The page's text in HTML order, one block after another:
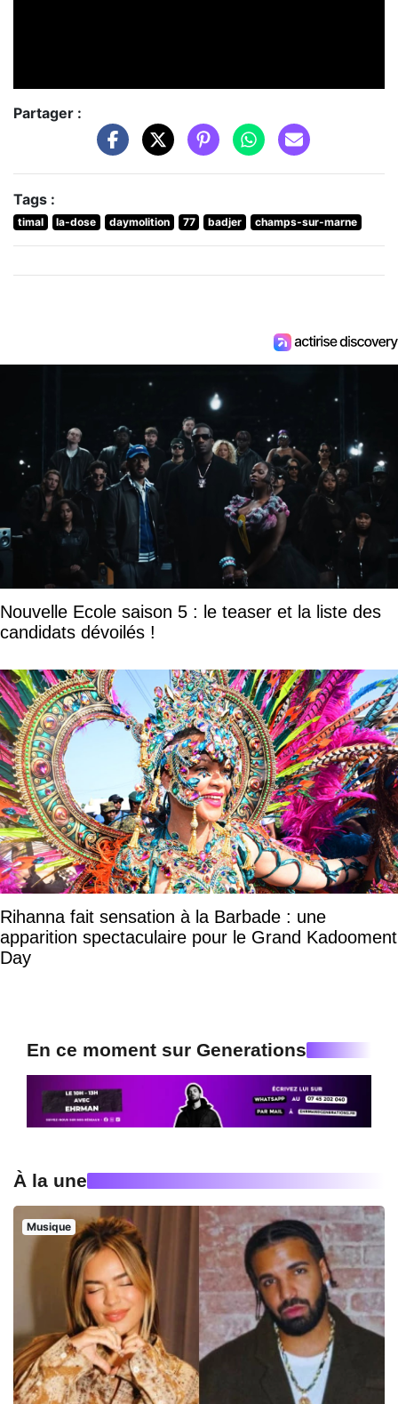
Partager :
Tags :
timal la-dose daymolition 77 badjer champs-sur-marne
Nouvelle Ecole saison 5 : le teaser et la liste des
candidats dévoilés !
Rihanna fait sensation à la Barbade : une
apparition spectaculaire pour le Grand Kadooment
Day
En ce moment sur Generations
À la une
Musique